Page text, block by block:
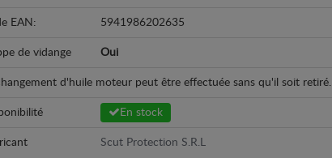
EAN: 5941986202635
de vidange Oui
d'huile moteur peut être effectuée sans qu'il soit retiré.
En stock
Scut Protection S.R.L